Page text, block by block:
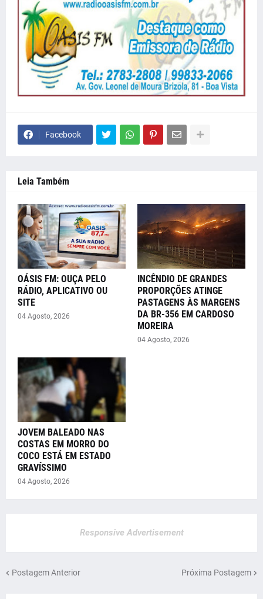
Facebook
Leia Também
OÁSIS FM: OUÇA PELO
RÁDIO, APLICATIVO OU
SITE
04 Agosto, 2026
INCÊNDIO DE GRANDES
PROPORÇÕES ATINGE
PASTAGENS ÀS MARGENS
DA BR-356 EM CARDOSO
MOREIRA
04 Agosto, 2026
JOVEM BALEADO NAS
COSTAS EM MORRO DO
COCO ESTÁ EM ESTADO
GRAVÍSSIMO
04 Agosto, 2026
Responsive Advertisement
Postagem Anterior Próxima Postagem